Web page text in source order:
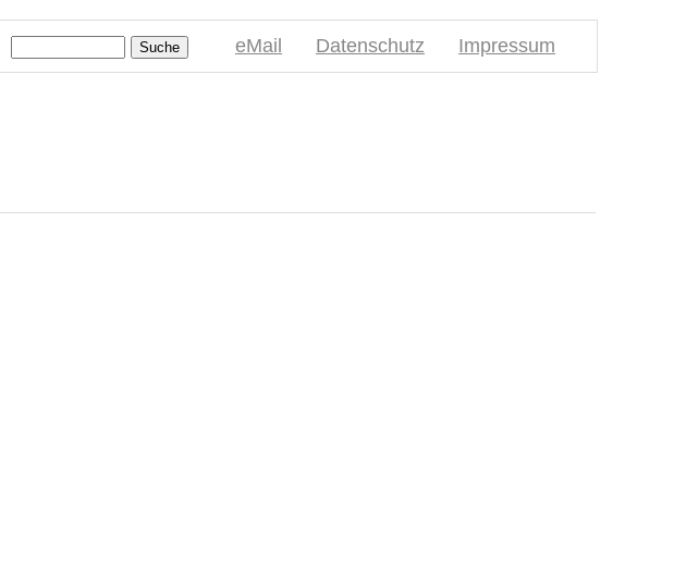
eMail Datenschutz Impressum